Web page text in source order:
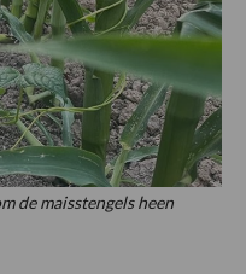
de maisstengels heen